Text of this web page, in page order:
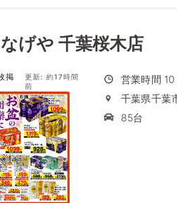
げや 千葉桜木店
掲
更新: 約17時間
前
営業時間
8/...
千葉県千葉
85台